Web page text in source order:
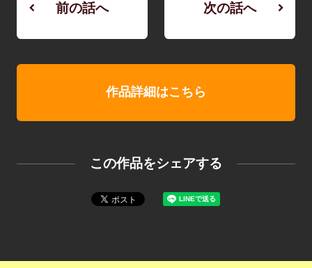
前の話へ 次の話へ
作品詳細はこちら
この作品をシェアする